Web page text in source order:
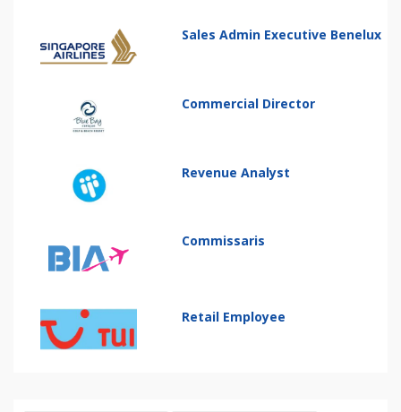
Sales Admin Executive Benelux
Commercial Director
Revenue Analyst
Commissaris
Retail Employee